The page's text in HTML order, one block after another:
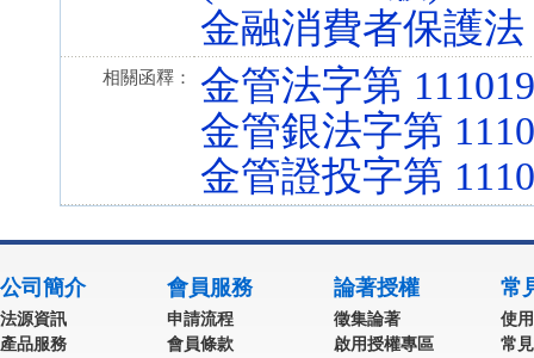
金融消費者保護法
相關函釋：
金管法字第
金管銀法字第
金管證投字第
公司簡介
法源資訊
產品服務
會員服務
申請流程
會員條款
論著授權
徵集論著
啟用授權專區
常
使
常